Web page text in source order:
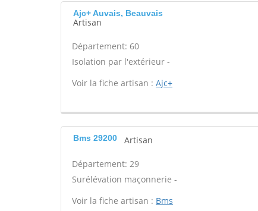
Ajc+ Auvais, Beauvais
Artisan
Département: 60
Isolation par l'extérieur -
Voir la fiche artisan : Ajc+
Bms 29200 Artisan
Département: 29
Surélévation maçonnerie -
Voir la fiche artisan : Bms